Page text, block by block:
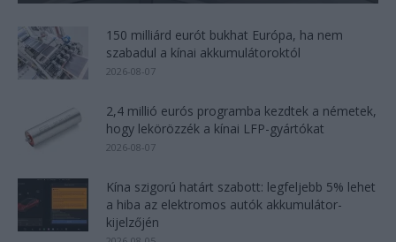
150 milliárd eurót bukhat Európa, ha nem
szabadul a kínai akkumulátoroktól
2026-08-07
2,4 millió eurós programba kezdtek a németek,
hogy lekörözzék a kínai LFP-gyártókat
2026-08-07
Kína szigorú határt szabott: legfeljebb 5% lehet
a hiba az elektromos autók akkumulátor-
kijelzőjén